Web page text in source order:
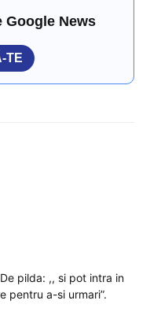
Google News
TE
pilda: ,, si pot intra in
pentru a-si urmari”.